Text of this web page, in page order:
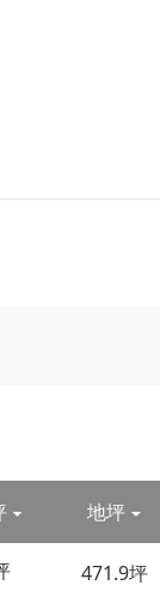
地坪
471.9坪